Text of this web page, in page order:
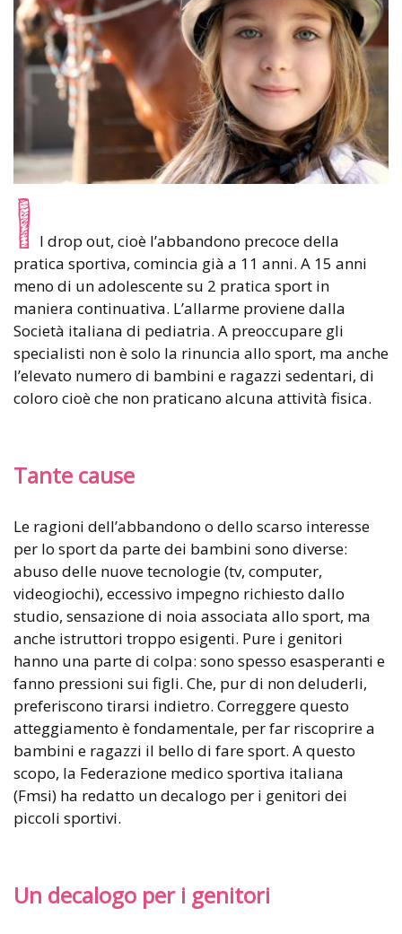
I l drop out, cioè l’abbandono precoce della
pratica sportiva, comincia già a 11 anni. A 15 anni
meno di un adolescente su 2 pratica sport in
maniera continuativa. L’allarme proviene dalla
Società italiana di pediatria. A preoccupare gli
specialisti non è solo la rinuncia allo sport, ma anche
l’elevato numero di bambini e ragazzi sedentari, di
coloro cioè che non praticano alcuna attività fisica.
Tante cause
Le ragioni dell’abbandono o dello scarso interesse
per lo sport da parte dei bambini sono diverse:
abuso delle nuove tecnologie (tv, computer,
videogiochi), eccessivo impegno richiesto dallo
studio, sensazione di noia associata allo sport, ma
anche istruttori troppo esigenti. Pure i genitori
hanno una parte di colpa: sono spesso esasperanti e
fanno pressioni sui figli. Che, pur di non deluderli,
preferiscono tirarsi indietro. Correggere questo
atteggiamento è fondamentale, per far riscoprire a
bambini e ragazzi il bello di fare sport. A questo
scopo, la Federazione medico sportiva italiana
(Fmsi) ha redatto un decalogo per i genitori dei
piccoli sportivi.
Un decalogo per i genitori